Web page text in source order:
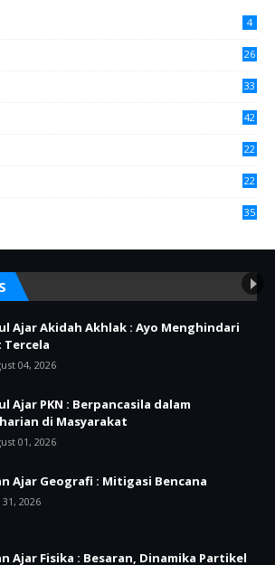
4
26
33
42
22
22
35
Ajar Akidah Akhlak : Ayo Menghindari
Tercela
04, 2026
Ajar PKN : Berpancasila dalam
di Masyarakat
01, 2026
Ajar Geografi : Mitigasi Bencana
31, 2026
Ajar Fisika : Besaran, Dinamika Partikel